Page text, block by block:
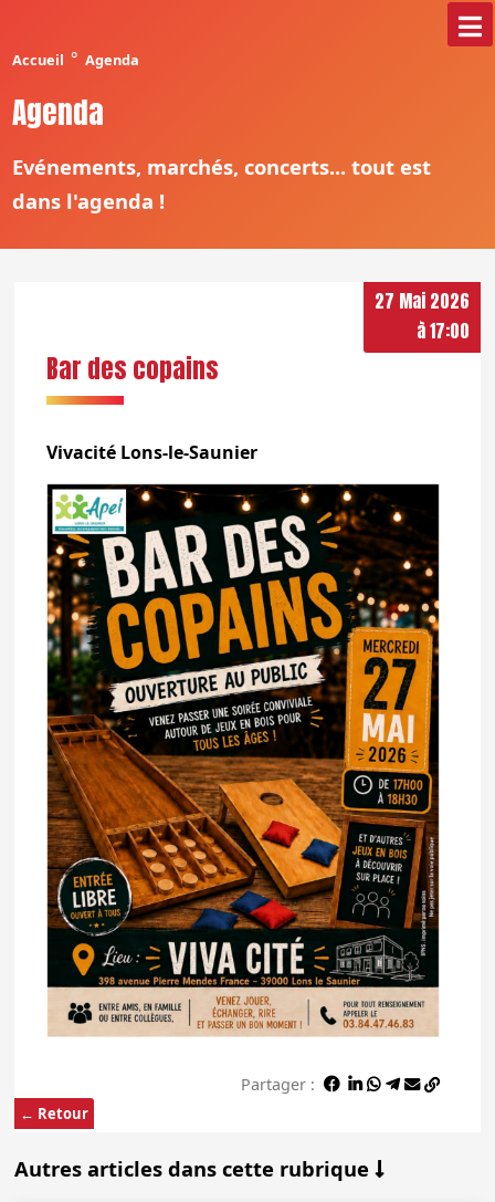
Accueil ° Agenda
Agenda
Evénements, marchés, concerts... tout est
dans l'agenda !
27 Mai 2026
à 17:00
← Retour
Bar des copains
Vivacité Lons-le-Saunier
Partager :
Autres articles dans cette rubrique